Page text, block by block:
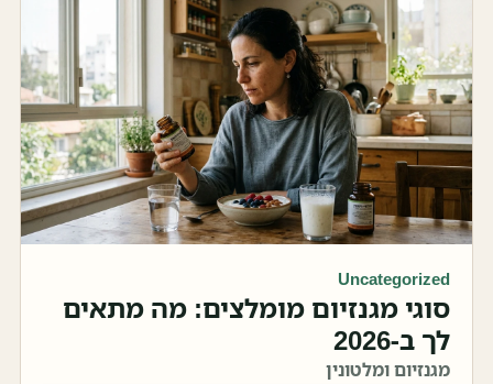
Uncategorized
סוגי מגנזיום מומלצים: מה מתאים
לך ב-2026
מגנזיום ומלטונין